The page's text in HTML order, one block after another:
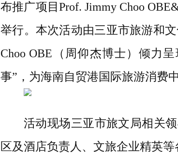
布推广项目Prof. Jimmy Choo
举行。本次活动由三亚市旅游和
Choo OBE（周仰杰博士）倾力
事”，为海南自贸港国际旅游消费
活动现场三亚市旅文局相关
区及酒店负责人、文旅企业精英